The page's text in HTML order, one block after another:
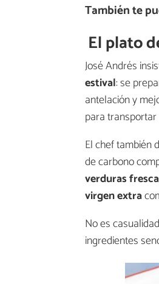
También te
El plato
José Andrés
estival: se
antelación y
para
El chef también
de carbono
verduras
virgen extra
No es
ingredientes